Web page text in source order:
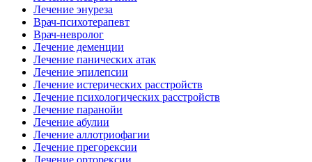
Лечение энуреза
Врач-психотерапевт
Врач-невролог
Лечение деменции
Лечение панических атак
Лечение эпилепсии
Лечение истерических расстройств
Лечение психологических расстройств
Лечение паранойи
Лечение абулии
Лечение аллотриофагии
Лечение прегорексии
Лечение орторексии